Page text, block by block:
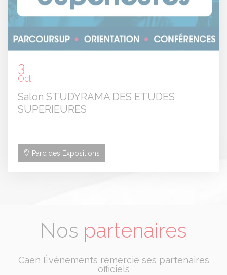
3
Oct
Salon STUDYRAMA DES ETUDES
SUPERIEURES
Parc des Expositions
Nos partenaires
Caen Événements remercie ses partenaires
officiels